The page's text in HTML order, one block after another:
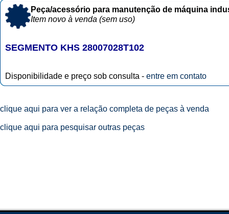
Peça/acessório para manutenção de máquina
Item novo à venda (sem uso)
SEGMENTO KHS 28007028T102
Disponibilidade e preço sob consulta - entre em contato
clique aqui para ver a relação completa de peças à venda
clique aqui para pesquisar outras peças